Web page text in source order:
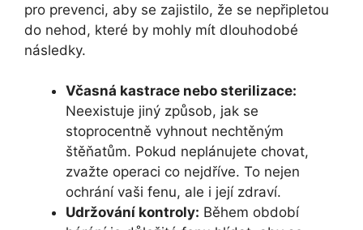
pro prevenci, aby se zajistilo, že se nepřipletou
do nehod, které by mohly mít dlouhodobé
následky.
Včasná kastrace nebo sterilizace:
Neexistuje jiný způsob, jak se
stoprocentně vyhnout nechtěným
štěňatům. Pokud neplánujete chovat,
zvažte operaci co nejdříve. To nejen
ochrání vaši fenu, ale i její zdraví.
Udržování kontroly: Během období